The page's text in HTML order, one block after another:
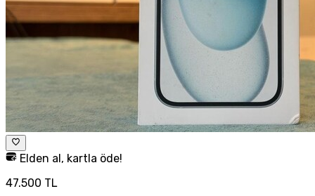
Elden al, kartla öde!
47.500 TL